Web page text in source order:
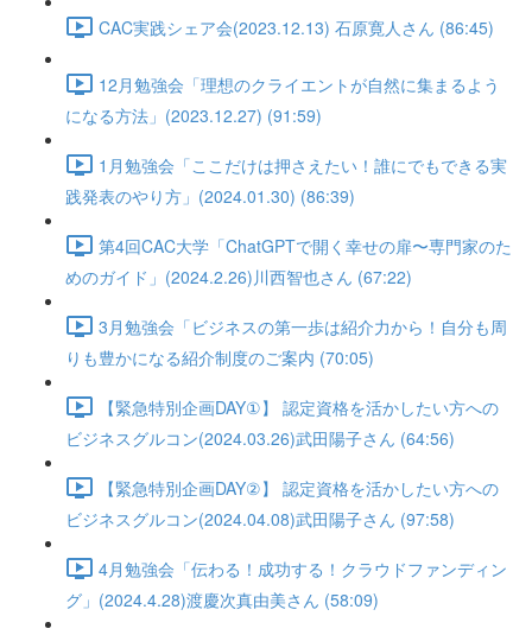
CAC実践シェア会(2023.12.13) 石原寛人さん (86:45)
12月勉強会「理想のクライエントが自然に集まるよう
になる方法」(2023.12.27) (91:59)
1月勉強会「ここだけは押さえたい！誰にでもできる実
践発表のやり方」(2024.01.30) (86:39)
第4回CAC大学「ChatGPTで開く幸せの扉〜専門家のた
めのガイド」(2024.2.26)川西智也さん (67:22)
3月勉強会「ビジネスの第一歩は紹介力から！自分も周
りも豊かになる紹介制度のご案内 (70:05)
【緊急特別企画DAY①】 認定資格を活かしたい方への
ビジネスグルコン(2024.03.26)武田陽子さん (64:56)
【緊急特別企画DAY②】 認定資格を活かしたい方への
ビジネスグルコン(2024.04.08)武田陽子さん (97:58)
4月勉強会「伝わる！成功する！クラウドファンディン
グ」(2024.4.28)渡慶次真由美さん (58:09)